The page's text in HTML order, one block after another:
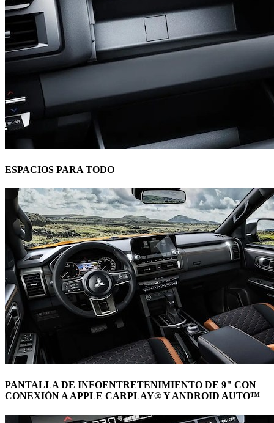
ESPACIOS PARA TODO
PANTALLA DE INFOENTRETENIMIENTO DE 9" CON
CONEXIÓN A APPLE CARPLAY® Y ANDROID AUTO™